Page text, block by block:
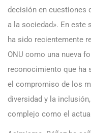
decisión en cuestiones
a la sociedad». En este
ha sido recientemente
ONU como una nueva
reconocimiento que ha
el compromiso de los
diversidad y la
complejo como el